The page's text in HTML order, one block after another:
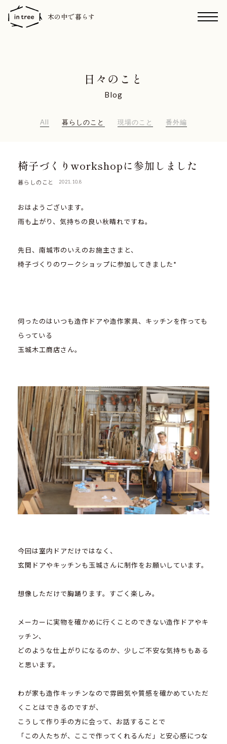
木の中で暮らす
日々のこと
Blog
All 暮らしのこと 現場のこと 番外編
椅子づくりworkshopに参加しました
暮らしのこと 2021.10.8
おはようございます。
雨も上がり、気持ちの良い秋晴れですね。
先日、南城市のいえのお施主さまと、
椅子づくりのワークショップに参加してきました*
伺ったのはいつも造作ドアや造作家具、キッチンを作っても
らっている
玉城木工商店さん。
今回は室内ドアだけではなく、
玄関ドアやキッチンも玉城さんに制作をお願いしています。
想像しただけで胸踊ります。すごく楽しみ。
メーカーに実物を確かめに行くことのできない造作ドアやキ
ッチン、
どのような仕上がりになるのか、少しご不安な気持ちもある
と思います。
わが家も造作キッチンなので雰囲気や質感を確かめていただ
くことはできるのですが、
こうして作り手の方に会って、お話することで
「この人たちが、ここで作ってくれるんだ」と安心感につな